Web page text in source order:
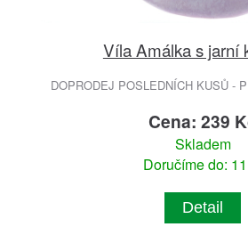
Víla Amálka s jarní
DOPRODEJ POSLEDNÍCH KUSŮ -
Cena: 239
Skladem
Doručíme do:
Detail